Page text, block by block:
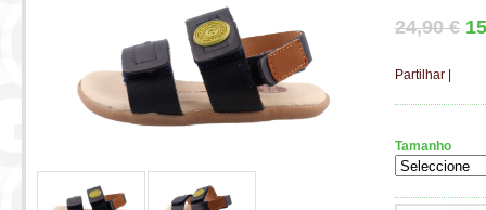
24,90 €
Partilhar
Tamanho